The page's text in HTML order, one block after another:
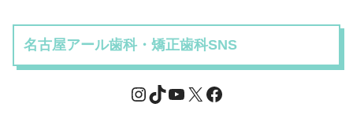
名古屋アール歯科・矯正歯科SNS